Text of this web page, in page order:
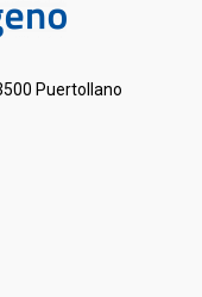
Puertollano